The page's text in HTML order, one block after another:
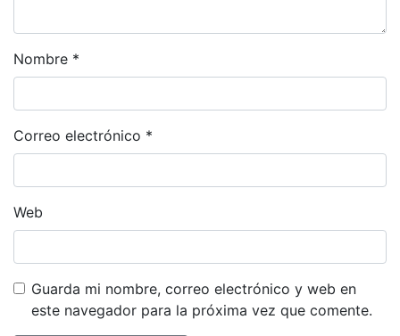
Nombre *
Correo electrónico *
Web
Guarda mi nombre, correo electrónico y web en
este navegador para la próxima vez que comente.